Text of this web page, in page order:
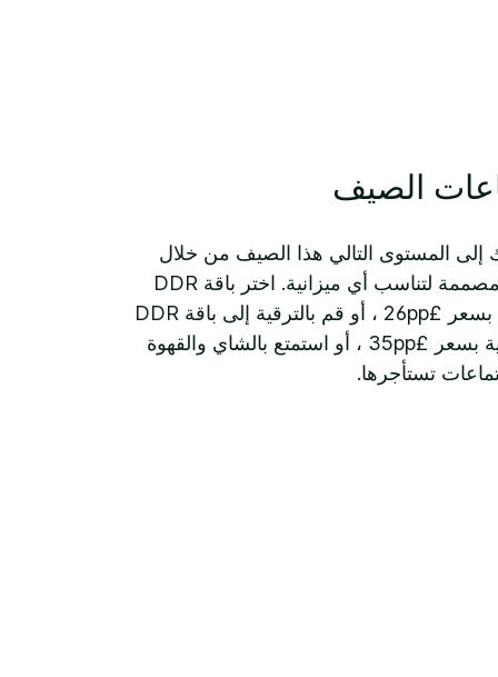
الصيف
إلى المستوى التالي هذا الصيف من خلال
ثلاثة عروض حصرية مصممة لتناسب أي ميزانية. اختر باقة DDR
الخفيفة المليئة بالقيم بسعر £26pp ، أو قم بالترقية إلى باقة DDR
بريميوم DDR القياسية بسعر £35pp ، أو استمتع بالشاي والقهوة
تستأجرها.